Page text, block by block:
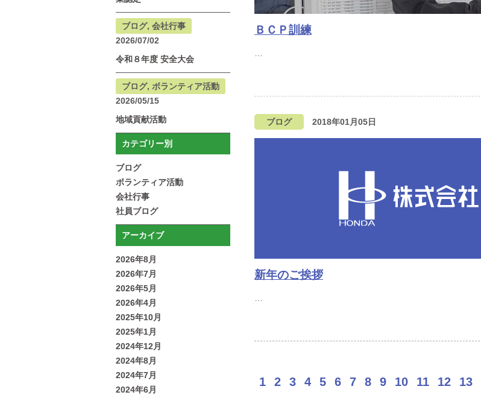
ブログ, 会社行事
2026/07/02
令和８年度 安全大会
ブログ, ボランティア活動
2026/05/15
地域貢献活動
カテゴリー別
ブログ
ボランティア活動
会社行事
社員ブログ
アーカイブ
2026年8月
2026年7月
2026年5月
2026年4月
2025年10月
2025年1月
2024年12月
2024年8月
2024年7月
2024年6月
ＢＣＰ訓練
ブログ 2018年01月05日
新年のご挨拶
1 2 3 4 5 6 7 8 9 10 11 12 13